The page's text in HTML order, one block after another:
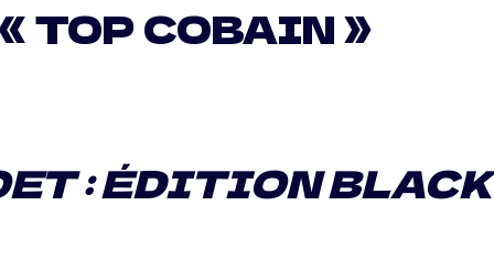
TOP COBAIN »
: ÉDITION BLACK